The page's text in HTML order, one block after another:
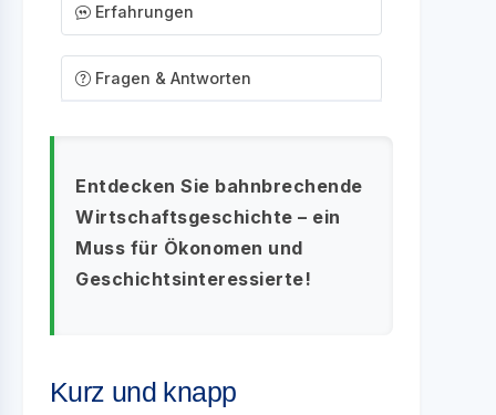
Erfahrungen
Fragen & Antworten
Entdecken Sie bahnbrechende
Wirtschaftsgeschichte – ein
Muss für Ökonomen und
Geschichtsinteressierte!
Kurz und knapp